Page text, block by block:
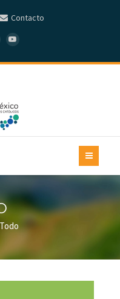
Contacto
Todo